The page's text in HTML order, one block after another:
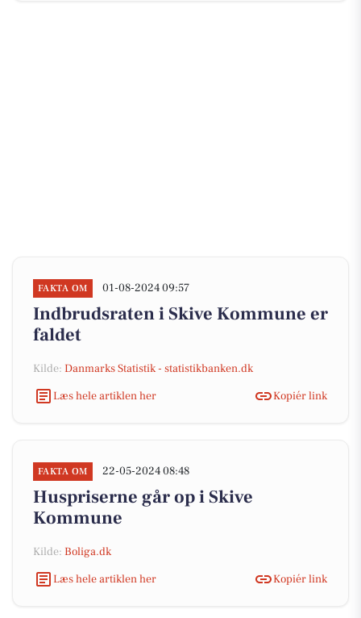
FAKTA OM 01-08-2024 09:57
Indbrudsraten i Skive Kommune er
faldet
Kilde: Danmarks Statistik - statistikbanken.dk
Læs hele artiklen her
Kopiér link
FAKTA OM 22-05-2024 08:48
Huspriserne går op i Skive
Kommune
Kilde: Boliga.dk
Læs hele artiklen her
Kopiér link